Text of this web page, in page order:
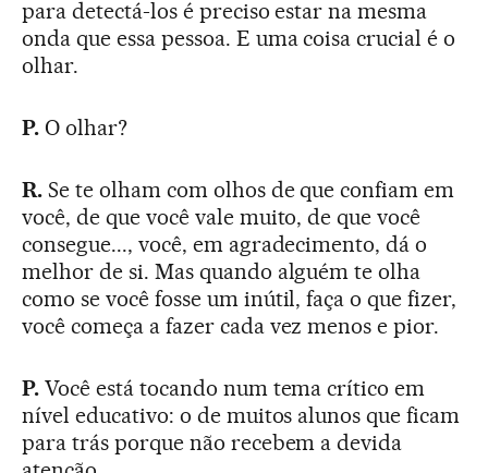
para detectá-los é preciso estar na mesma
onda que essa pessoa. E uma coisa crucial é o
olhar.
P. O olhar?
R. Se te olham com olhos de que confiam em
você, de que você vale muito, de que você
consegue..., você, em agradecimento, dá o
melhor de si. Mas quando alguém te olha
como se você fosse um inútil, faça o que fizer,
você começa a fazer cada vez menos e pior.
P. Você está tocando num tema crítico em
nível educativo: o de muitos alunos que ficam
para trás porque não recebem a devida